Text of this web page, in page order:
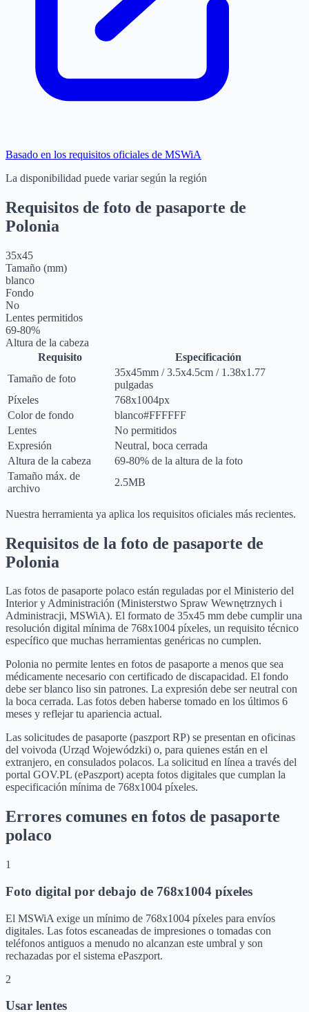
Basado en los requisitos oficiales de MSWiA
La disponibilidad puede variar según la región
Requisitos de foto de pasaporte de
Polonia
35x45
Tamaño (mm)
blanco
Fondo
No
Lentes permitidos
69-80%
Altura de la cabeza
Requisito
Especificación
Tamaño de foto
35x45mm /3.5x4.5cm / 1.38x1.77
pulgadas
Píxeles
768x1004px
Color de fondo
blanco#FFFFFF
Lentes
No permitidos
Expresión
Neutral, boca cerrada
Altura de la cabeza
69-80% de la altura de la foto
Tamaño máx. de
archivo
2.5MB
Nuestra herramienta ya aplica los requisitos oficiales más recientes.
Requisitos de la foto de pasaporte de
Polonia
Las fotos de pasaporte polaco están reguladas por el Ministerio del
Interior y Administración (Ministerstwo Spraw Wewnętrznych i
Administracji, MSWiA). El formato de 35x45 mm debe cumplir una
resolución digital mínima de 768x1004 píxeles, un requisito técnico
específico que muchas herramientas genéricas no cumplen.
Polonia no permite lentes en fotos de pasaporte a menos que sea
médicamente necesario con certificado de discapacidad. El fondo
debe ser blanco liso sin patrones. La expresión debe ser neutral con
la boca cerrada. Las fotos deben haberse tomado en los últimos 6
meses y reflejar tu apariencia actual.
Las solicitudes de pasaporte (paszport RP) se presentan en oficinas
del voivoda (Urząd Wojewódzki) o, para quienes están en el
extranjero, en consulados polacos. La solicitud en línea a través del
portal GOV.PL (ePaszport) acepta fotos digitales que cumplan la
especificación mínima de 768x1004 píxeles.
Errores comunes en fotos de pasaporte
polaco
1
Foto digital por debajo de 768x1004 píxeles
El MSWiA exige un mínimo de 768x1004 píxeles para envíos
digitales. Las fotos escaneadas de impresiones o tomadas con
teléfonos antiguos a menudo no alcanzan este umbral y son
rechazadas por el sistema ePaszport.
2
Usar lentes